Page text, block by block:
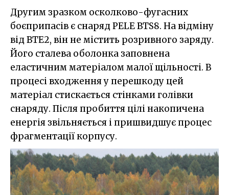
Другим зразком осколково-фугасних
боєприпасів є снаряд PELE BTS8. На відміну
від BTE2, він не містить розривного заряду.
Його сталева оболонка заповнена
еластичним матеріалом малої щільності. В
процесі входження у перешкоду цей
матеріал стискається стінками голівки
снаряду. Після пробиття цілі накопичена
енергія звільняється і пришвидшує процес
фрагментації корпусу.